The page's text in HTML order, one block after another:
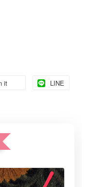
it LINE